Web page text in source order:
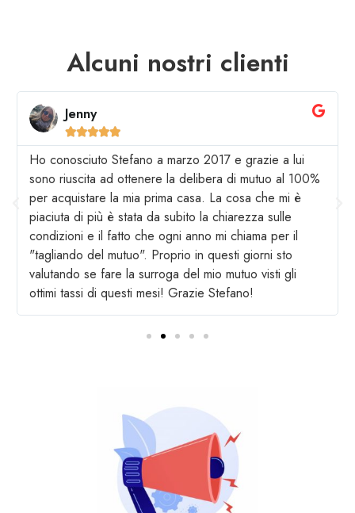
Alcuni nostri clienti
Jenny

Ho conosciuto Stefano a marzo 2017 e grazie a lui
sono riuscita ad ottenere la delibera di mutuo al 100%
per acquistare la mia prima casa. La cosa che mi è
piaciuta di più è stata da subito la chiarezza sulle
condizioni e il fatto che ogni anno mi chiama per il
"tagliando del mutuo". Proprio in questi giorni sto
valutando se fare la surroga del mio mutuo visti gli
ottimi tassi di questi mesi! Grazie Stefano!